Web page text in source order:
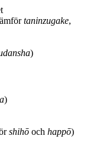
taninzugake,
)
)
shihō och happō)